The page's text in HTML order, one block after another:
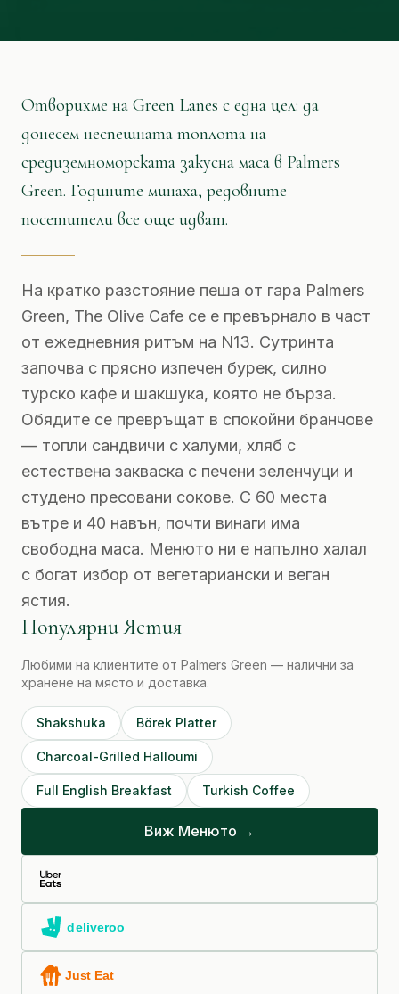
About The Olive Cafe in Palmers Green
Отворихме на Green Lanes с една цел: да
донесем неспешната топлота на
средиземноморската закусна маса в Palmers
Green. Годините минаха, редовните
посетители все още идват.
На кратко разстояние пеша от гара Palmers
Green, The Olive Cafe се е превърнало в част
от ежедневния ритъм на N13. Сутринта
започва с прясно изпечен бурек, силно
турско кафе и шакшука, която не бърза.
Обядите се превръщат в спокойни бранчове
— топли сандвичи с халуми, хляб с
естествена закваска с печени зеленчуци и
студено пресовани сокове. С 60 места
вътре и 40 навън, почти винаги има
свободна маса. Менюто ни е напълно халал
с богат избор от вегетариански и веган
ястия.
Популярни Ястия
Любими на клиентите от Palmers Green — налични за
хранене на място и доставка.
Shakshuka Börek Platter
Charcoal-Grilled Halloumi
Full English Breakfast Turkish Coffee
Виж Менюто →